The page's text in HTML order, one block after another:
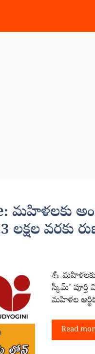
మహిళలకు
వరకు
💪 మహిళలకు
స్కీమ్’
మహిళల
Read